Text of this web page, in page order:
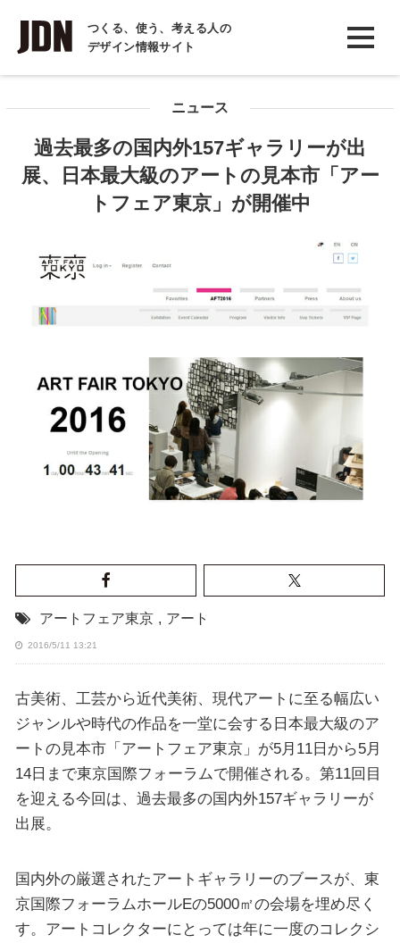
つくる、使う、考える人の
デザイン情報サイト
INTERVIEW
インタビュー
COLUMN
ニュース
過去最多の国内外157ギャラリーが出
展、日本最大級のアートの見本市「アー
トフェア東京」が開催中
アートフェア東京 , アート
2016/5/11 13:21
古美術、工芸から近代美術、現代アートに至る幅広い
ジャンルや時代の作品を一堂に会する日本最大級のア
ートの見本市「アートフェア東京」が5月11日から5月
14日まで東京国際フォーラムで開催される。第11回目
を迎える今回は、過去最多の国内外157ギャラリーが
出展。
国内外の厳選されたアートギャラリーのブースが、東
京国際フォーラムホールEの5000㎡の会場を埋め尽く
す。アートコレクターにとっては年に一度のコレクシ